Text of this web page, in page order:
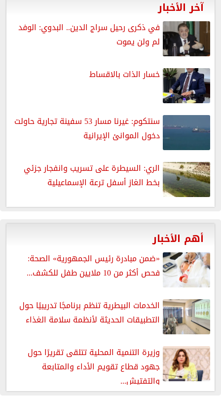
آخر الأخبار
في ذكرى رحيل سراج الدين.. البدوي: الوفد
لم ولن يموت
خسار الذات بالاقساط
سنتكوم: غيرنا مسار 53 سفينة تجارية حاولت
دخول الموانئ الإيرانية
الري: السيطرة على تسريب وانفجار جزئي
بخط الغاز أسفل ترعة الإسماعيلية
أهم الأخبار
«ضمن مبادرة رئيس الجمهورية» الصحة:
فحص أكثر من 10 ملايين طفل للكشف...
الخدمات البيطرية تنظم برنامجًا تدريبيًا حول
التطبيقات الحديثة لأنظمة سلامة الغذاء
وزيرة التنمية المحلية تتلقى تقريرًا حول
جهود قطاع تقويم الأداء والمتابعة
والتفتيش...